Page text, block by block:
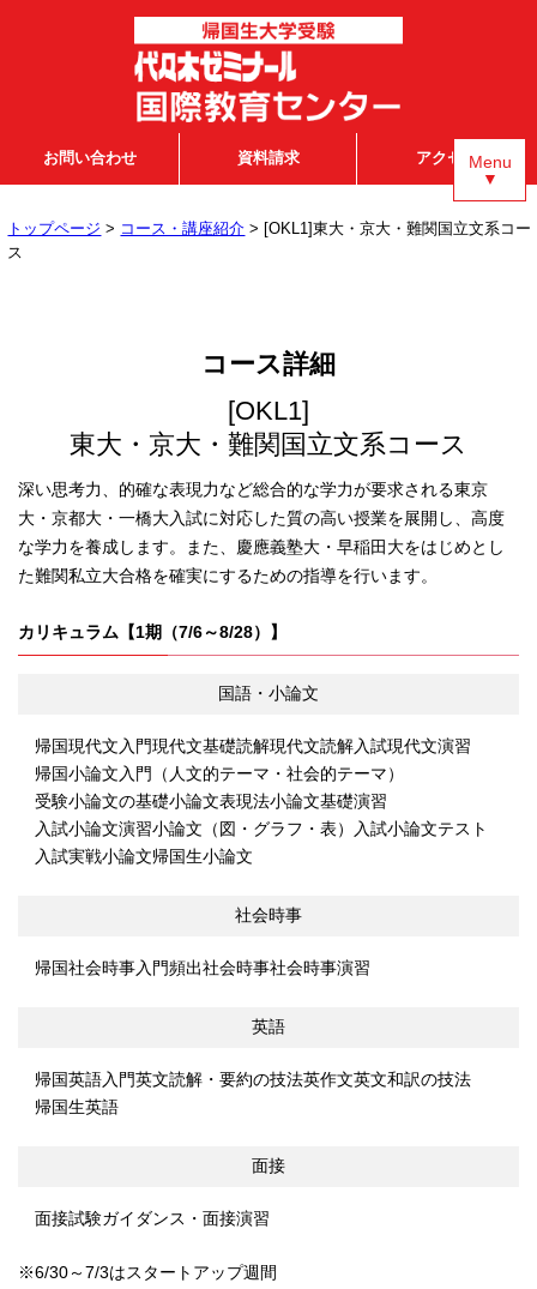
Menu
▼
お問い合わせ 資料請求 アクセス
トップページ > コース・講座紹介 > [OKL1]東大・京大・難関国立文系コー
ス
コース詳細
[OKL1]
東大・京大・難関国立文系コース
深い思考力、的確な表現力など総合的な学力が要求される東京
大・京都大・一橋大入試に対応した質の高い授業を展開し、高度
な学力を養成します。また、慶應義塾大・早稲田大をはじめとし
た難関私立大合格を確実にするための指導を行います。
カリキュラム【1期（7/6～8/28）】
国語・小論文
帰国現代文入門現代文基礎読解現代文読解入試現代文演習
帰国小論文入門（人文的テーマ・社会的テーマ）
受験小論文の基礎小論文表現法小論文基礎演習
入試小論文演習小論文（図・グラフ・表）
入試小論文テスト
入試実戦小論文帰国生小論文
社会時事
帰国社会時事入門頻出社会時事社会時事演習
英語
帰国英語入門英文読解・要約の技法英作文英文和訳の技法
帰国生英語
面接
面接試験ガイダンス・面接演習
※6/30～7/3はスタートアップ週間